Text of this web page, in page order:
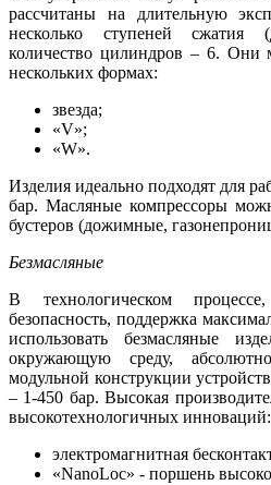
рассчитаны на длительную
несколько ступеней сжатия
количество цилиндров – 6. Они
нескольких формах:
звезда;
«V»;
«W».
Изделия идеально подходят для
бар. Масляные компрессоры
бустеров (дожимные,
Безмасляные
В технологическом
безопасность, поддержка
использовать безмасляные
окружающую среду,
модульной конструкции
– 1-450 бар. Высокая
высокотехнологичных инноваций:
электромагнитная
«NanoLoc» - поршень